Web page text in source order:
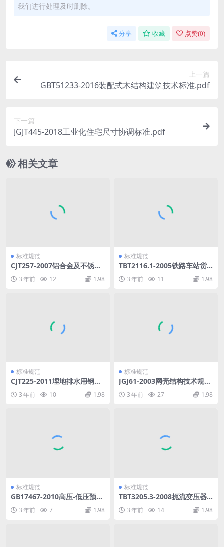
我们进行处理及时删除。
分享 收藏 点赞(0)
上一篇
GBT51233-2016装配式木结构建筑技术标准.pdf
下一篇
JGJT445-2018工业化住宅尺寸协调标准.pdf
相关文章
标准规范
CJT257-2007铝合金及不锈钢
3 年前 12 1.98
标准规范
TBT2116.1-2005铁路车站货
运作业第1部分：通用作业.pd
f
3 年前 11 1.98
标准规范
CJT225-2011埋地排水用钢带
增强聚乙烯(PE)螺旋波纹管.p
df 3 年前 10 1.98
标准规范
JGJ61-2003网壳结构技术规程
3 年前 27 1.98
标准规范
GB17467-2010高压-低压预装
3 年前 7 1.98
标准规范
TBT3205.3-2008扼流变压器
点连接板第3部分：中点连接
3 年前 14 1.98